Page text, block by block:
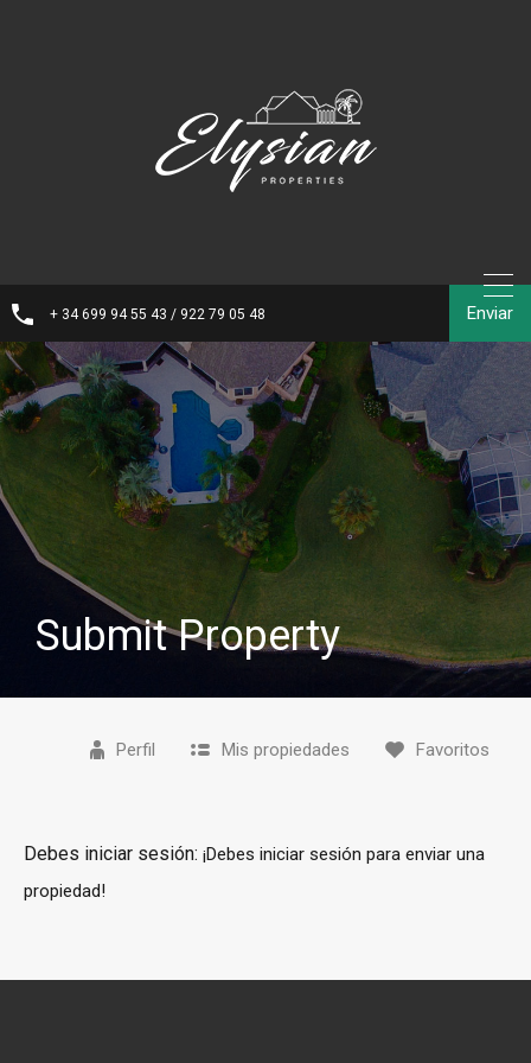
+ 34 699 94 55 43 / 922 79 05 48 Enviar
Submit Property
Perfil Mis propiedades Favoritos
Debes iniciar sesión: ¡Debes iniciar sesión para enviar una
propiedad!